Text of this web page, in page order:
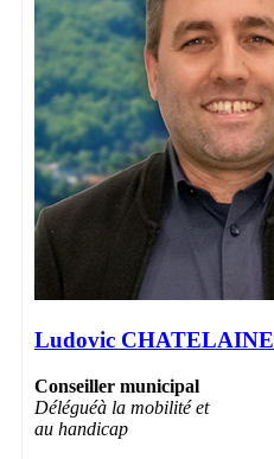
Ludovic CHATELAINE
Conseiller municipal
Déléguéà la mobilité et
au handicap